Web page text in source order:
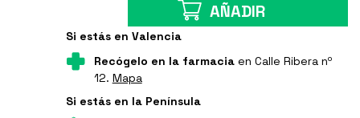
AÑADIR
Si estás en Valencia
Recógelo en la farmaciaen Calle Ribera nº
12. Mapa
Si estás en la Península